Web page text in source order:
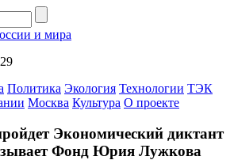
и мира
Политика Экология Технологии ТЭК
Москва Культура О проекте
Экономический диктант
Фонд Юрия Лужкова